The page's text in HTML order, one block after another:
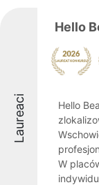
Laureaci
Hello
Hello
W